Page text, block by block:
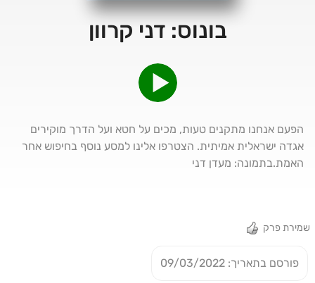
בונוס: דני קרוון
הפעם אנחנו מתקנים טעות, מכים על חטא ועל הדרך מוקירים
אגדה ישראלית אמיתית. הצטרפו אלינו למסע נוסף בחיפוש אחר
האמת.בתמונה: מעדן דני
שמירת פרק
פורסם בתאריך: 09/03/2022